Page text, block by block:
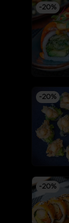
-20%
-20%
-20%